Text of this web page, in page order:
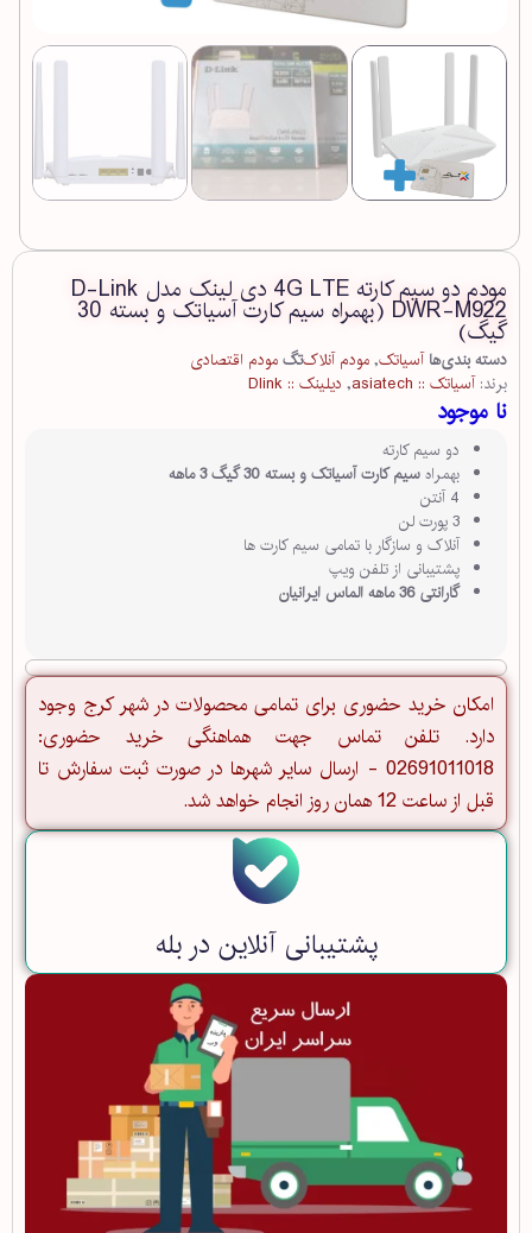
مودم دو سیم کارته 4G LTE دی لینک مدل D-Link
DWR-M922 (بهمراه سیم کارت آسیاتک و بسته 30
گیگ)
دسته بندی‌ها آسیاتک,مودم آنلاکتگمودم اقتصادی
برند:آسیاتک :: asiatech , دیلینک :: Dlink
نا موجود
دو سیم کارته
بهمراهسیم کارت آسیاتک و بسته 30 گیگ 3 ماهه
4 آنتن
3 پورت لن
آنلاک و سازگار با تمامی سیم کارت ها
پشتیبانی از تلفن ویپ
گارانتی 36 ماهه الماس ایرانیان
امکان خرید حضوری برای تمامی محصولات در شهر کرج وجود
دارد. تلفن تماس جهت هماهنگی خرید حضوری:
02691011018 - ارسال سایر شهرها در صورت ثبت سفارش تا
قبل از ساعت 12 همان روز انجام خواهد شد.
پشتیبانی آنلاین در بله